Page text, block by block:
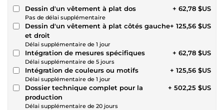
Dessin d'un vêtement à plat dos
Pas de délai supplémentaire
+ 62,78 $US
Dessin d'un vêtement à plat côtés gauche
et droit
Délai supplémentaire de 1 jour
+ 125,56 $US
Intégration de mesures spécifiques
Délai supplémentaire de 5 jours
+ 62,78 $US
Intégration de couleurs ou motifs
Délai supplémentaire de 1 jour
+ 125,56 $US
Dossier technique complet pour la
production
Délai supplémentaire de 20 jours
+ 502,25 $US